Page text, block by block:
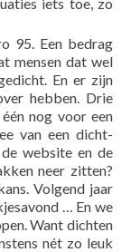
95. Een bedrag
mensen dat wel
En er zijn
hebben. Drie
nog voor een
van een dicht-
website en de
neer zitten?
Volgend jaar
… En we
Want dichten
nét zo leuk